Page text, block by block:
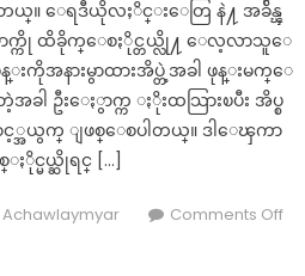
နှစ်
အရွယ်
ကလေး
မ
လေး
ရဲ့
(ရုပ်
ယ္။ ေရဒီယိုလႈိင္းေတြ နဲ႔ အခ်ိန္ၾ
က္ကို ထိခိုက္ေစႏိုင္တယ္လို႔ ေလ့လာသူေ
းကိုအနားမွာထားအိပ္တဲ့အခါ ဖုန္းမက္ေ
ခါ ဦးေႏွာက္က ႏိုးထသြားၿပီး အိပ္စ
အယွက္ ျဖစ္ေစပါတယ္။ ဒါေၾကာ
င္မယ္ဆိုရင္ […]
Author
Achawlaymyar
Comments Off